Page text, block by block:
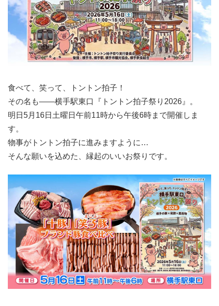
食べて、笑って、トントン拍子！
その名も――横手駅東口『トントン拍子祭り2026』。
明日5月16日土曜日午前11時から午後6時まで開催しま
す。
物事がトントン拍子に進みますように…
そんな願いを込めた、縁起のいいお祭りです。